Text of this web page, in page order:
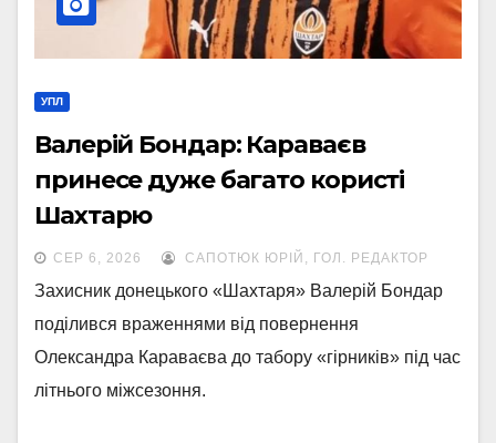
УПЛ
Валерій Бондар: Караваєв
принесе дуже багато користі
Шахтарю
СЕР 6, 2026 САПОТЮК ЮРІЙ, ГОЛ. РЕДАКТОР
Захисник донецького «Шахтаря» Валерій Бондар
поділився враженнями від повернення
Олександра Караваєва до табору «гірників» під час
літнього міжсезоння.